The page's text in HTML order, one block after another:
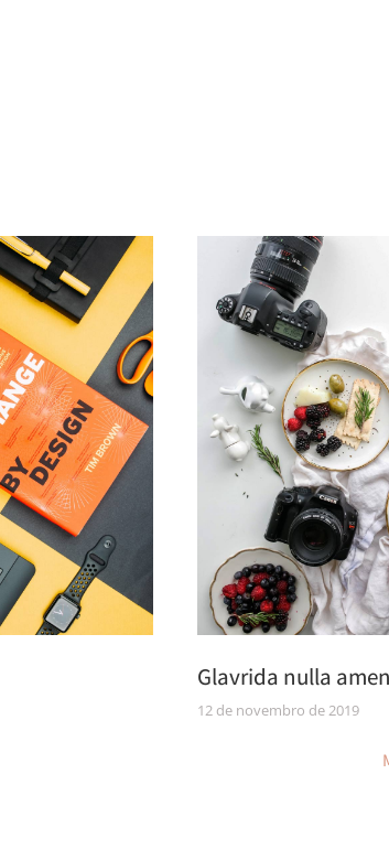
Glavrida nulla amen
12 de novembro de 2019